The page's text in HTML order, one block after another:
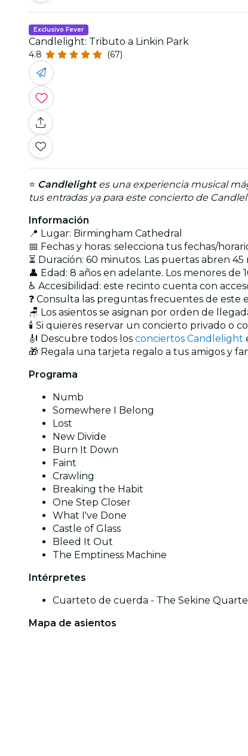
Exclusivo Fever
Candlelight: Tributo a Linkin Park
4.8 (67)
⭐ Candlelightes una experiencia musical
tus entradas ya para este concierto de
Información
📍 Lugar: Birmingham Cathedral
📅 Fechas y horas: selecciona tus fechas/
⏳ Duración: 60 minutos. Las puertas abren
👤 Edad: 8 años en adelante. Los menores
♿ Accesibilidad: este recinto cuenta con
❓ Consulta las preguntas frecuentes de este
🪑 Los asientos se asignan por orden de
🕯️ Si quieres reservar un concierto privado o
🎻 Descubre todos los conciertos Candlelight
🎁 Regala una tarjeta regalo a tus amigos y
Programa
Numb
Somewhere I Belong
Lost
New Divide
Burn It Down
Faint
Crawling
Breaking the Habit
One Step Closer
What I've Done
Castle of Glass
Bleed It Out
The Emptiness Machine
Intérpretes
Cuarteto de cuerda - The Sekine
Mapa de asientos